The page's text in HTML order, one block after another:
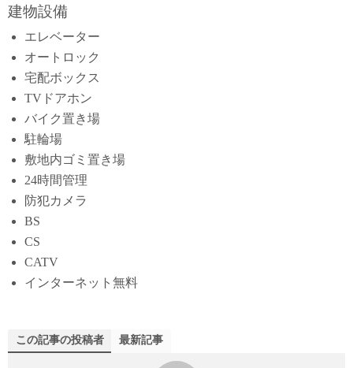
建物設備
エレベーター
オートロック
宅配ボックス
TVドアホン
バイク置き場
駐輪場
敷地内ゴミ置き場
24時間管理
防犯カメラ
BS
CS
CATV
インターネット無料
この記事の投稿者 最新記事